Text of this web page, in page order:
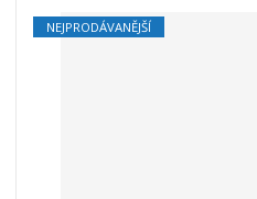
NEJPRODÁVANĚJŠÍ